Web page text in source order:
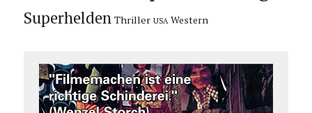
Superhelden Thriller USA Western